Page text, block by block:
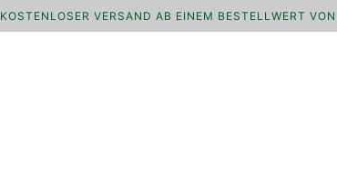
KOSTENLOSER VERSAND AB EINEM BESTELLWERT